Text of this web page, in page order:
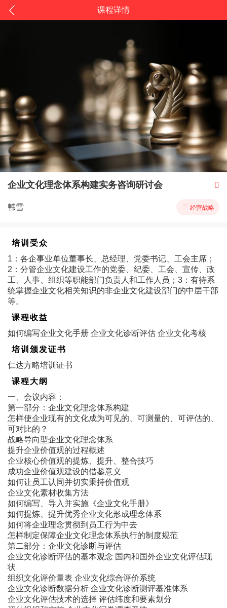
课程详情
企业文化理念体系构建实务咨询研讨会 
韩雪  经营战略
培训受众
1：各企事业单位董事长、总经理、党委书记、工会主席；
2：分管企业文化建设工作的党委、纪委、工会、宣传、政
工、人事、组织等职能部门负责人和工作人员；3：有待系
统掌握企业文化相关知识的非企业文化建设部门的中层干部
等。
课程收益
如何编写企业文化手册 企业文化诊断评估 企业文化考核
培训颁发证书
仁达方略培训证书
课程大纲
一、会议内容：
第一部分：企业文化理念体系构建
怎样使企业现有的文化成为可见的、可测量的、可评估的、
可对比的？
战略导向型企业文化理念体系
提升企业价值观的过程概述
企业核心价值观的提炼、提升、整合技巧
成功企业价值观建设的借鉴意义
如何让员工认同并切实秉持价值观
企业文化素材收集方法
如何编写、导入并实施《企业文化手册》
如何提炼、提升优秀企业文化形成理念体系
如何将企业理念贯彻到员工行为中去
怎样制定保障企业文化理念体系执行的制度规范
第二部分：企业文化诊断与评估
企业文化诊断评估的基本观念 国内和国外企业文化评估现
状
组织文化评价量表 企业文化综合评价系统
企业文化诊断数据分析 企业文化诊断测评基准体系
企业文化评估技术的选择 评估纬度和要素划分